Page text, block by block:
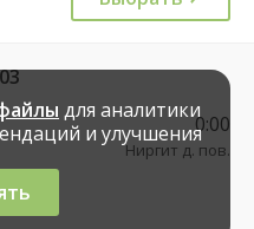
0:00
Ниргит д. пов.
для аналитики
и улучшения